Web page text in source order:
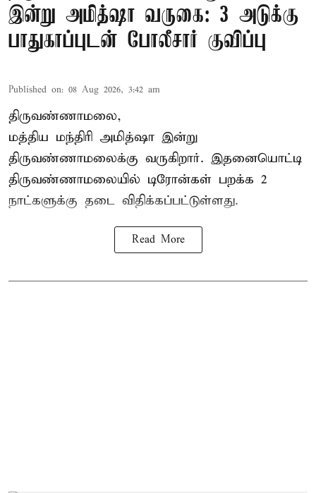
இன்று அமித்ஷா வருகை: 3 அடுக்கு
பாதுகாப்புடன் போலீசார் குவிப்பு
Published on: 08 Aug 2026, 3:42 am
திருவண்ணாமலை,
மத்திய மந்திரி அமித்ஷா இன்று
திருவண்ணாமலைக்கு வருகிறார். இதனையொட்டி
திருவண்ணாமலையில் டிரோன்கள் பறக்க 2
நாட்களுக்கு தடை விதிக்கப்பட்டுள்ளது.
Read More